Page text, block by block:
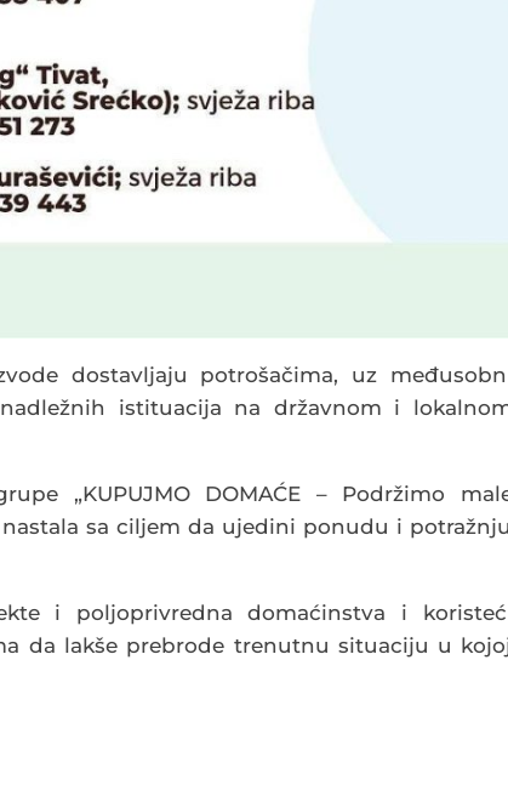
dostavljaju potrošačima, uz
istituacija na državnom i
„KUPUJMO DOMAĆE – Podržimo
sa ciljem da ujedini ponudu i
i poljoprivredna domaćinstva i
da lakše prebrode trenutnu situaciju u